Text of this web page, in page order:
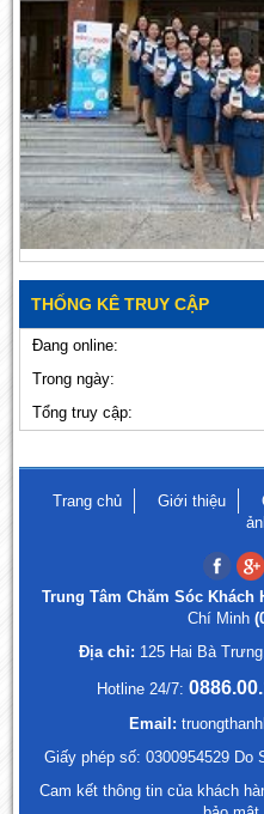
THỐNG KÊ TRUY CẬP
Đang online:
Trong ngày:
Tổng truy cập:
Trang chủ Giới thiệu
Trung Tâm Chăm Sóc Khách
Chí Minh
Địa chỉ: 125 Hai Bà
Hotline 24/7:
Email:
Giấy phép số: 0300954529 Do
Cam kết thông tin của khách